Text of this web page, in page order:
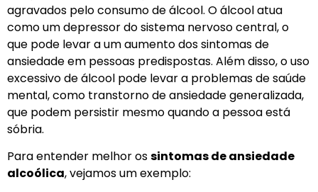
agravados pelo consumo de álcool. O álcool atua
como um depressor do sistema nervoso central, o
que pode levar a um aumento dos sintomas de
ansiedade em pessoas predispostas. Além disso, o uso
excessivo de álcool pode levar a problemas de saúde
mental, como transtorno de ansiedade generalizada,
que podem persistir mesmo quando a pessoa está
sóbria.
Para entender melhor ossintomas de ansiedade
alcoólica, vejamos um exemplo: